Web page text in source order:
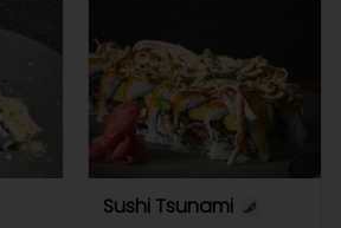
Sushi Tsunami